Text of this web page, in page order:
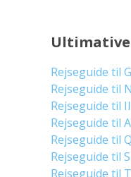
Ultimative
Rejseguide til
Rejseguide til
Rejseguide til
Rejseguide til
Rejseguide til
Rejseguide til
Rejseguide til